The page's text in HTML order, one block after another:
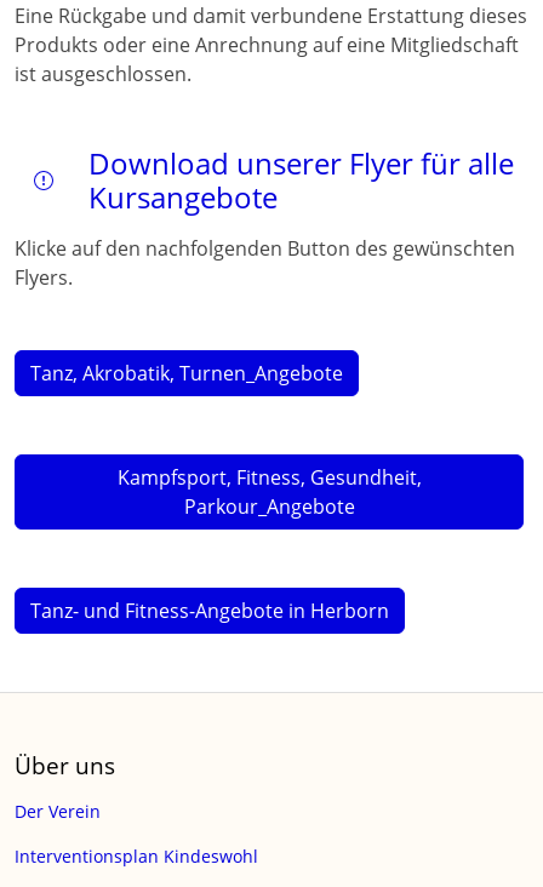
Eine Rückgabe und damit verbundene Erstattung dieses
Produkts oder eine Anrechnung auf eine Mitgliedschaft
ist ausgeschlossen.
Download unserer Flyer für alle
Kursangebote
Klicke auf den nachfolgenden Button des gewünschten
Flyers.
Tanz, Akrobatik, Turnen_Angebote
Kampfsport, Fitness, Gesundheit,
Parkour_Angebote
Tanz- und Fitness-Angebote in Herborn
Über uns
Der Verein
Interventionsplan Kindeswohl